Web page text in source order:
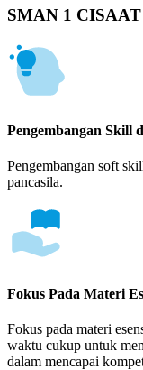
SMAN 1 CISAAT
Pengembangan Skill
Pengembangan soft
pancasila.
Fokus Pada Materi
Fokus pada materi
waktu cukup untuk
dalam mencapai